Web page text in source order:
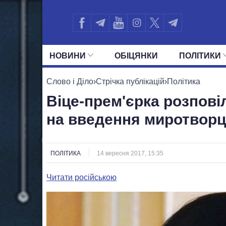
НОВИНИ ОБIЦЯНКИ ПОЛIТИКИ
УСІ ПОЛІТИКИ ПРЕЗИДЕНТ І ОФІС
Слово і Діло›Стрічка публікацій›Політика
Віце-прем'єрка
на введення
ПОЛІТИКА 14 вересня 2017, 15:35
Читати російською